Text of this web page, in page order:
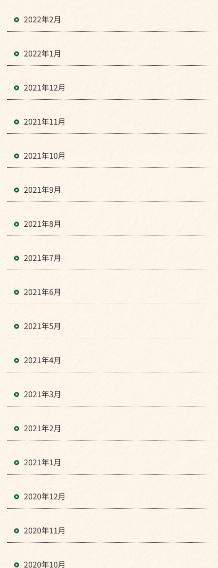
2022年2月
2022年1月
2021年12月
2021年11月
2021年10月
2021年9月
2021年8月
2021年7月
2021年6月
2021年5月
2021年4月
2021年3月
2021年2月
2021年1月
2020年12月
2020年11月
2020年10月